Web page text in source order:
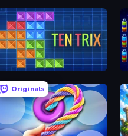
TenTrix
Originals